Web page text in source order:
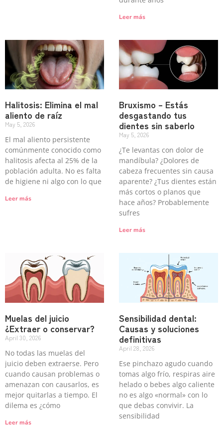
Leer más
Halitosis: Elimina el mal
aliento de raíz
May 5, 2026
El mal aliento persistente
comúnmente conocido como
halitosis afecta al 25% de la
población adulta. No es falta
de higiene ni algo con lo que
Leer más
Bruxismo – Estás
desgastando tus
dientes sin saberlo
May 5, 2026
¿Te levantas con dolor de
mandíbula? ¿Dolores de
cabeza frecuentes sin causa
aparente? ¿Tus dientes están
más cortos o planos que
hace años? Probablemente
sufres
Leer más
Muelas del juicio
¿Extraer o conservar?
April 30, 2026
No todas las muelas del
juicio deben extraerse. Pero
cuando causan problemas o
amenazan con causarlos, es
mejor quitarlas a tiempo. El
dilema es ¿cómo
Leer más
Sensibilidad dental:
Causas y soluciones
definitivas
April 28, 2026
Ese pinchazo agudo cuando
tomas algo frío, respiras aire
helado o bebes algo caliente
no es algo «normal» con lo
que debas convivir. La
sensibilidad